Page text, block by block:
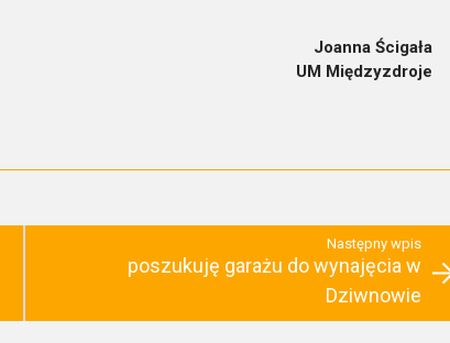
Joanna Ścigała
UM Międzyzdroje
Następny wpis
poszukuję garażu do wynajęcia w
Dziwnowie